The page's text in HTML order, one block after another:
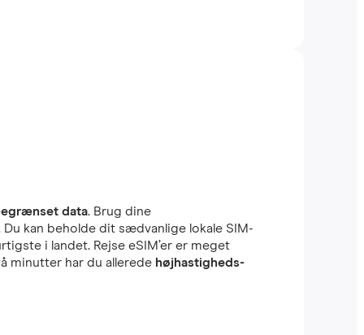
data. Brug dine
kan beholde dit sædvanlige lokale SIM-
i landet. Rejse eSIM’er er meget
minutter har du allerede højhastigheds-